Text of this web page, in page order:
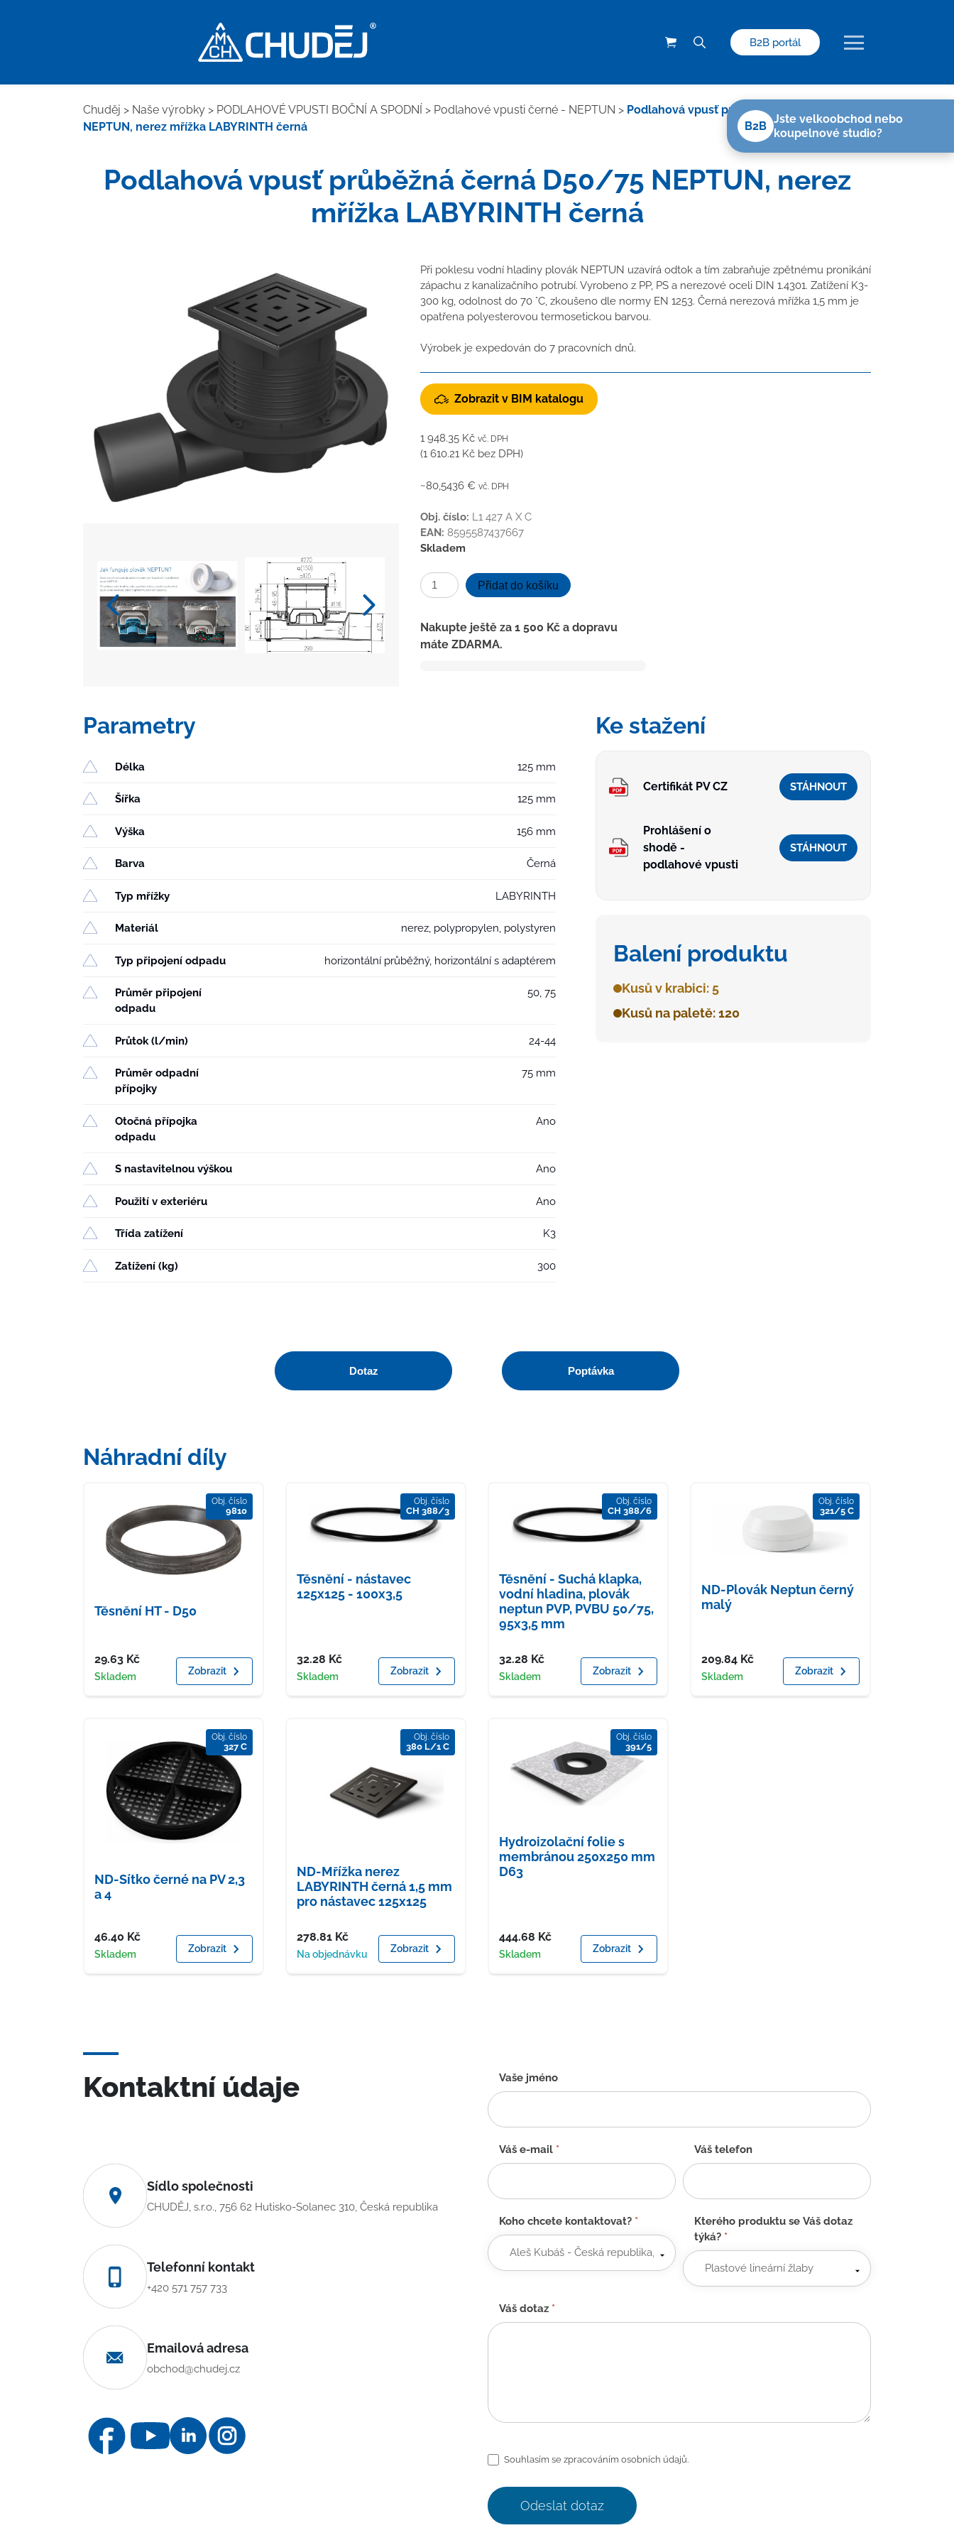
B2B portál
Chuděj > Naše výrobky > PODLAHOVÉ VPUSTI BOČNÍ A SPODNÍ > Podlahové vpusti černé - NEPTUN > Podlahová vpusť průběžná černá D50/75
NEPTUN, nerez mřížka LABYRINTH černá
Podlahová vpusť průběžná černá D50/75 NEPTUN, nerez
mřížka LABYRINTH černá
Při poklesu vodní hladiny plovák NEPTUN uzavírá odtok a tím zabraňuje zpětnému pronikání
zápachu z kanalizačního potrubí. Vyrobeno z PP, PS a nerezové oceli DIN 1.4301. Zatížení K3-
300 kg, odolnost do 70 °C, zkoušeno dle normy EN 1253. Černá nerezová mřížka 1,5 mm je
opatřena polyesterovou termosetickou barvou.
Výrobek je expedován do 7 pracovních dnů.
Zobrazit v BIM katalogu
1 948.35 Kč vč. DPH
(1 610.21 Kč bez DPH)
~80,5436 € vč. DPH
Obj. číslo: L1 427 A X C
EAN: 8595587437667
Skladem
Podlahová
vpusť
černá
D50/75
Přidat do košíku
Nakupte ještě za 1 500 Kč a dopravu
máte ZDARMA.
Parametry
Délka 125 mm
Šířka 125 mm
Výška 156 mm
Barva Černá
Typ mřížky LABYRINTH
Materiál nerez, polypropylen, polystyren
Typ připojení odpadu horizontální průběžný, horizontální s adaptérem
Průměr připojení
odpadu
50, 75
Průtok (l/min) 24-44
Průměr odpadní
přípojky
75 mm
Otočná přípojka
odpadu
Ano
S nastavitelnou výškou Ano
Použití v exteriéru Ano
Třída zatížení K3
Zatížení (kg) 300
Ke stažení
Certifikát PV CZ STÁHNOUT
Prohlášení o
shodě -
podlahové vpusti
STÁHNOUT
Balení produktu
Kusů v krabici: 5
Kusů na paletě: 120
Dotaz Poptávka
Náhradní díly
Obj. číslo
9810
Těsnění HT - D50
Cena
29.63 Kč
Dostupnost
Skladem Zobrazit
Obj. číslo
CH 388/3
Těsnění - nástavec
125x125 - 100x3,5
Cena
32.28 Kč
Dostupnost
Skladem Zobrazit
Obj. číslo
CH 388/6
Těsnění - Suchá klapka,
vodní hladina, plovák
neptun PVP, PVBU 50/75,
95x3,5 mm
Cena
32.28 Kč
Dostupnost
Skladem Zobrazit
Obj. číslo
321/5 C
ND-Plovák Neptun černý
malý
Cena
209.84 Kč
Dostupnost
Skladem Zobrazit
Obj. číslo
327 C
ND-Sítko černé na PV 2,3
a 4
Cena
46.40 Kč
Dostupnost
Skladem Zobrazit
Obj. číslo
380 L/1 C
ND-Mřížka nerez
LABYRINTH černá 1,5 mm
pro nástavec 125x125
Cena
278.81 Kč
Dostupnost
Na objednávku Zobrazit
Obj. číslo
391/5
Hydroizolační folie s
membránou 250x250 mm
D63
Cena
444.68 Kč
Dostupnost
Skladem Zobrazit
B2B
Jste velkoobchod nebo
koupelnové studio?
Kontaktní údaje
Sídlo společnosti
CHUDĚJ, s.r.o., 756 62 Hutisko-Solanec 310, Česká republika
Telefonní kontakt
+420 571 757 733
Emailová adresa
obchod@chudej.cz
Kontaktní
formulář
-
CZ
Vaše jméno
Váš e-mail * Váš telefon
Koho chcete kontaktovat? *
Kterého produktu se Váš dotaz
týká? *
Váš dotaz *
Souhlasím se zpracováním osobních údajů.
Odeslat dotaz